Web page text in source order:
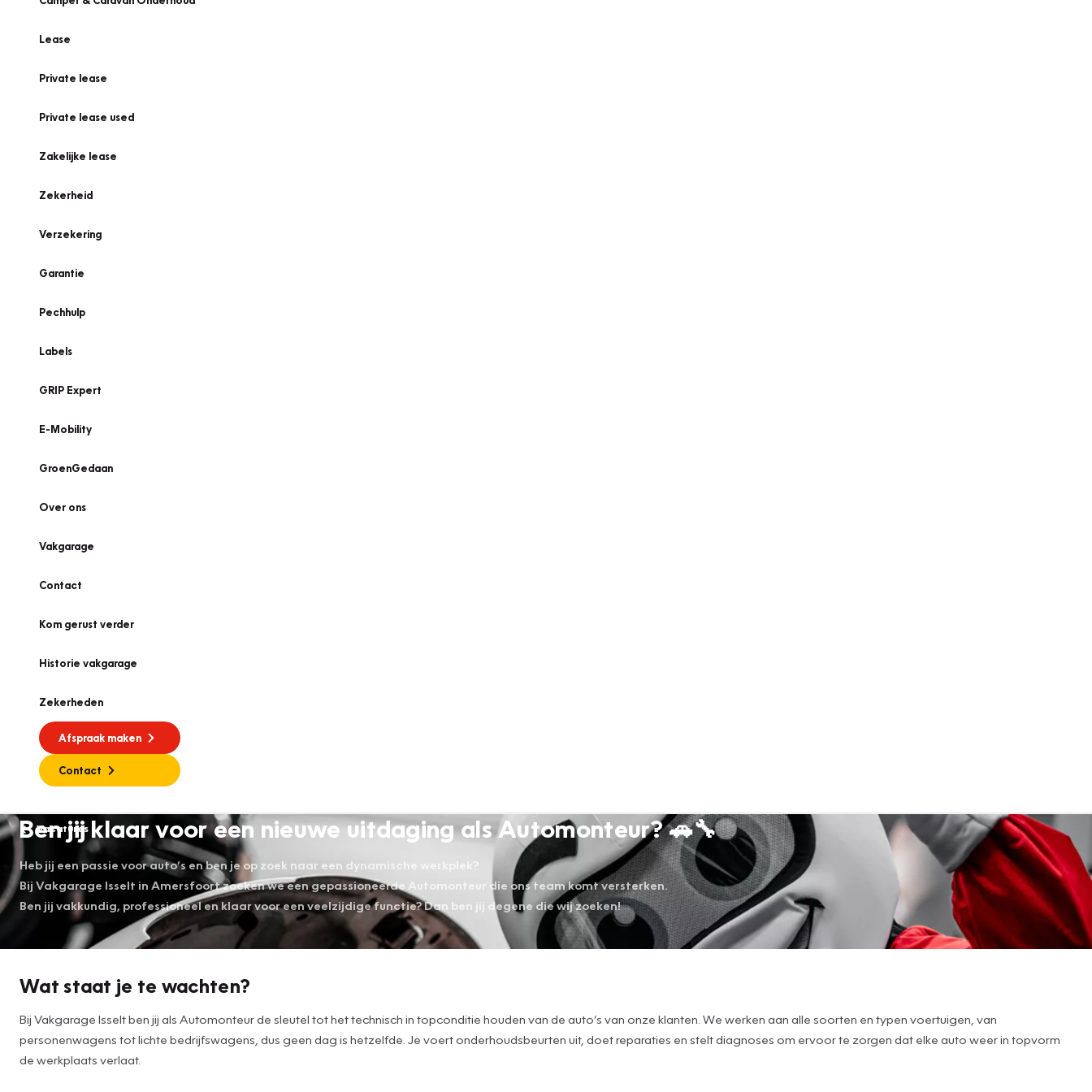
Lease
Private lease
Private lease used
Zakelijke lease
Zekerheid
Verzekering
Garantie
Pechhulp
Labels
GRIP Expert
E-Mobility
GroenGedaan
Over ons
Vakgarage
Contact
Kom gerust verder
Historie vakgarage
Zekerheden
Afspraak maken
Contact
Vacatures
Ben jij klaar voor een nieuwe uitdaging als Automonteur? 🚗🔧
Heb jij een passie voor auto’s en ben je op zoek naar een dynamische werkplek?
Bij Vakgarage Isselt in Amersfoort zoeken we een gepassioneerde Automonteur die ons team komt versterken.
Ben jij vakkundig, professioneel en klaar voor een veelzijdige functie? Dan ben jij degene die wij zoeken!
Wat staat je te wachten?
Bij Vakgarage Isselt ben jij als Automonteur de sleutel tot het technisch in topconditie houden van de auto’s van onze klanten. We werken aan alle soorten en typen voertuigen, van
personenwagens tot lichte bedrijfswagens, dus geen dag is hetzelfde. Je voert onderhoudsbeurten uit, doet reparaties en stelt diagnoses om ervoor te zorgen dat elke auto weer in topvorm
de werkplaats verlaat.